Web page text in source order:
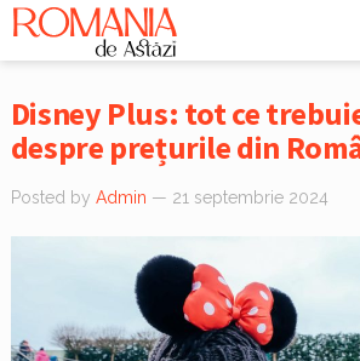
Disney Plus: tot ce
despre prețurile din
Posted by Admin — 21 septembrie 2024